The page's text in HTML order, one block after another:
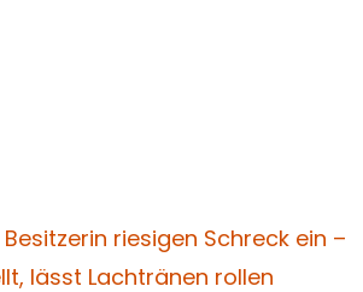
riesigen Schreck ein –
lässt Lachtränen rollen